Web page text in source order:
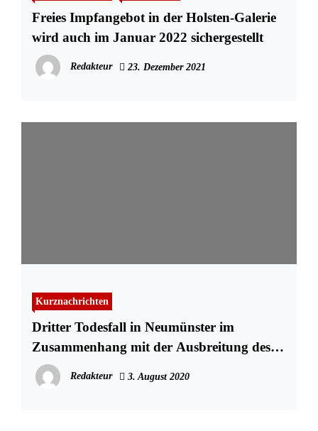
Freies Impfangebot in der Holsten-Galerie
wird auch im Januar 2022 sichergestellt
Redakteur 23. Dezember 2021
Kurznachrichten
Dritter Todesfall in Neumünster im
Zusammenhang mit der Ausbreitung des
Coronavirus
Redakteur 3. August 2020